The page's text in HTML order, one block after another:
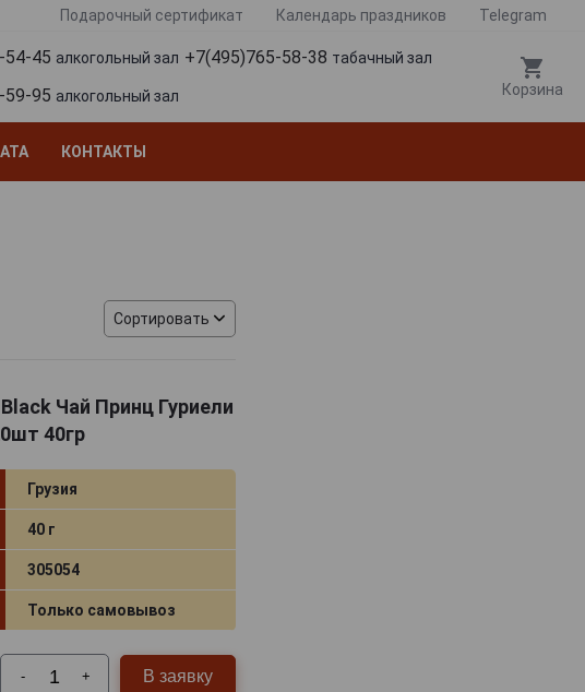
Подарочный сертификат Календарь праздников Telegram
54-45 алкогольный зал +7(495)765-58-38 табачный зал
59-95 алкогольный зал Корзина
КОНТАКТЫ
Сортировать
Чай Принц Гуриели
40гр
Грузия
40 г
305054
Только самовывоз
- + В заявку